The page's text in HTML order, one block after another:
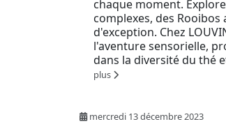
chaque moment.
complexes, des Rooibos
d'exception. Chez
l'aventure sensorielle,
dans la diversité du thé
plus
mercredi 13 décembre 2023